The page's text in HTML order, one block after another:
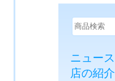
ニュース
店の紹介